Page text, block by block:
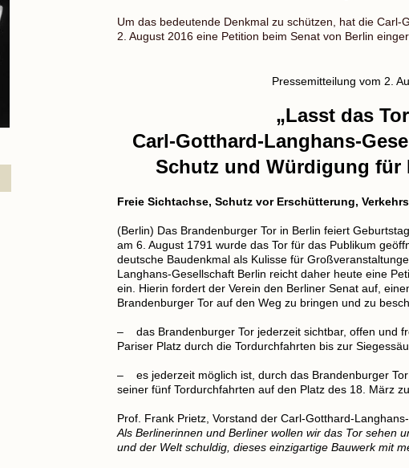
Um das bedeutende Denkmal zu schützen, hat die Carl-
2. August 2016 eine Petition beim Senat von Berlin
Pressemitteilung vom 2.
„Lasst das
Carl-Gotthard-Langhans-
Schutz und Würdigung für
Freie Sichtachse, Schutz vor Erschütterung,
(Berlin) Das Brandenburger Tor in Berlin feiert
am 6. August 1791 wurde das Tor für das Publikum
deutsche Baudenkmal als Kulisse für
Langhans-Gesellschaft Berlin reicht daher heute eine
ein. Hierin fordert der Verein den Berliner Senat auf,
Brandenburger Tor auf den Weg zu bringen und zu
– das Brandenburger Tor jederzeit sichtbar, offen und
Pariser Platz durch die Tordurchfahrten bis zur
– es jederzeit möglich ist, durch das Brandenburger
seiner fünf Tordurchfahrten auf den Platz des 18. März
Prof. Frank Prietz, Vorstand der Carl-Gotthard-
Als Berlinerinnen und Berliner wollen wir das Tor sehen
und der Welt schuldig, dieses einzigartige Bauwerk mit